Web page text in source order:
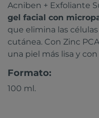
Acniben + Exfoliante
gel facial con
que elimina las
cutánea. Con Zinc
una piel más lisa y
Formato:
100 ml.